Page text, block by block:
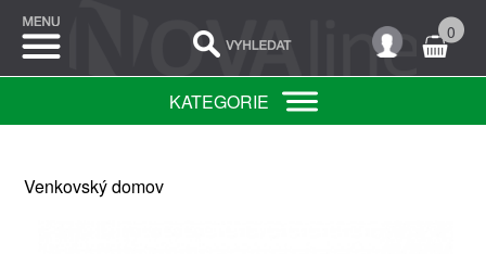
0
KATEGORIE
Venkovský domov